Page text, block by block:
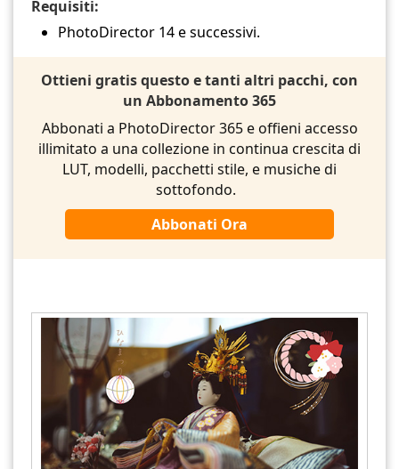
Requisiti:
PhotoDirector 14 e successivi.
Ottieni gratis questo e tanti altri pacchi, con
un Abbonamento 365
Abbonati a PhotoDirector 365 e offieni accesso
illimitato a una collezione in continua crescita di
LUT, modelli, pacchetti stile, e musiche di
sottofondo.
Abbonati Ora